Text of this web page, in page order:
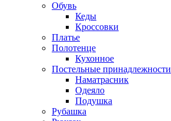
Обувь
Кеды
Кроссовки
Платье
Полотенце
Кухонное
Постельные принадлежности
Наматрасник
Одеяло
Подушка
Рубашка